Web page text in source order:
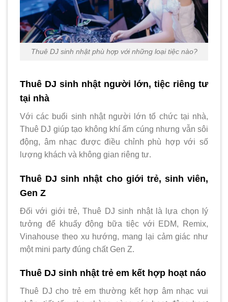
Thuê DJ sinh nhật phù hợp với những loại tiệc nào?
Thuê DJ sinh nhật người lớn, tiệc riêng tư
tại nhà
Với các buổi sinh nhật người lớn tổ chức tại nhà,
Thuê DJ giúp tạo không khí ấm cúng nhưng vẫn sôi
động, âm nhạc được điều chỉnh phù hợp với số
lượng khách và không gian riêng tư.
Thuê DJ sinh nhật cho giới trẻ, sinh viên,
Gen Z
Đối với giới trẻ, Thuê DJ sinh nhật là lựa chọn lý
tưởng để khuấy động bữa tiệc với EDM, Remix,
Vinahouse theo xu hướng, mang lại cảm giác như
một mini party đúng chất Gen Z.
Thuê DJ sinh nhật trẻ em kết hợp hoạt náo
Thuê DJ cho trẻ em thường kết hợp âm nhạc vui